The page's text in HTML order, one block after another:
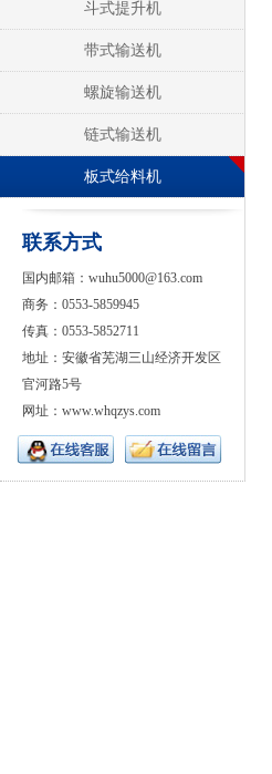
斗式提升机
带式输送机
螺旋输送机
链式输送机
板式给料机
联系方式
国内邮箱：wuhu5000@163.com
商务：0553-5859945
传真：0553-5852711
地址：安徽省芜湖三山经济开发区
官河路5号
网址：www.whqzys.com